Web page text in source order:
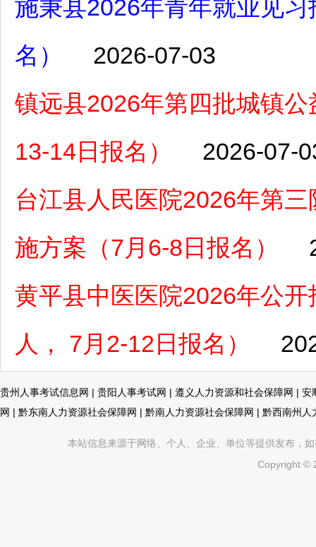
施秉县2026年青年就业见
名）
2026-07-03
镇远县2026年第四批城镇
13-14日报名）
2026-07-
台江县人民医院2026年第
施方案（7月6-8日报名）
黄平县中医医院2026年公
人， 7月2-12日报名）
贵州人事考试信息网 | 贵阳人事考试网 | 遵义人力资源和社会保障网 | 安
网 | 黔东南人力资源社会保障网 | 黔南人力资源社会保障网 | 黔西南州人
本站信息来源于网络、个人、企业、单位等提供发布，
Copyright ©